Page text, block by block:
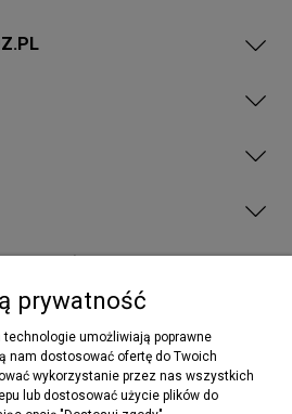
prywatność
technologie umożliwiają poprawne
nam dostosować ofertę do Twoich
wykorzystanie przez nas wszystkich
lub dostosować użycie plików do